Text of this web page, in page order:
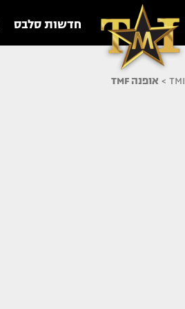
חדשות סלבס
TMI
> אופנה TMF